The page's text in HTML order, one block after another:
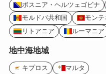
ボスニア・ヘルツェゴビナ
モルドバ共和国
モンテ
リトアニア
ルーマニア
地中海地域
キプロス マルタ